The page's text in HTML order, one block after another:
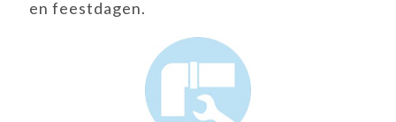
en feestdagen.